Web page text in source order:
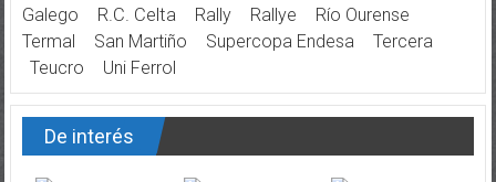
Galego
R.C. Celta Rally Rallye
Río Ourense
Termal
San Martiño Supercopa Endesa
Tercera
Teucro
Uni Ferrol
De interés